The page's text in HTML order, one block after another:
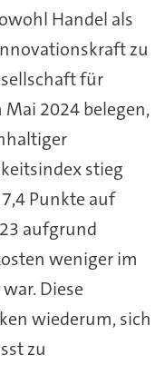
Handel als
zu
für
2024 belegen,
stieg
Punkte auf
aufgrund
weniger im
Diese
wiederum, sich
zu